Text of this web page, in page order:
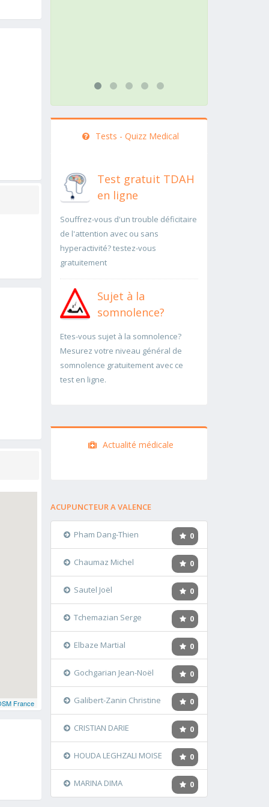
France
Tests - Quizz Medical
Test gratuit TDAH
en ligne
Souffrez-vous d'un trouble déficitaire
de l'attention avec ou sans
hyperactivité? testez-vous
gratuitement
Sujet à la
somnolence?
Etes-vous sujet à la somnolence?
Mesurez votre niveau général de
somnolence gratuitement avec ce
test en ligne.
Actualité médicale
ACUPUNCTEUR A VALENCE
0
Pham Dang-Thien
0
Chaumaz Michel
0
Sautel Joël
0
Tchemazian Serge
0
Elbaze Martial
0
Gochgarian Jean-Noël
0
Galibert-Zanin Christine
0
CRISTIAN DARIE
0
HOUDA LEGHZALI MOISE
0
MARINA DIMA